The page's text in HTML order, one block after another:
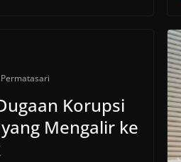
Korupsi
yang Mengalir ke